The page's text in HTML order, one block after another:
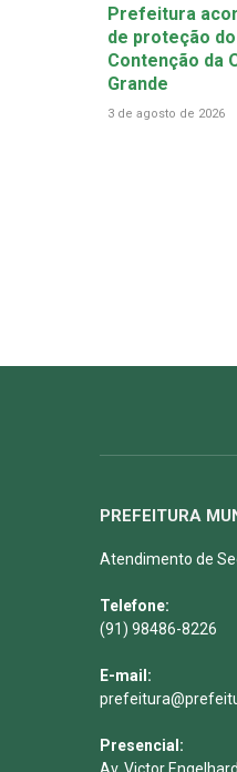
Prefeitura
de proteção
Contenção da
Grande
3 de agosto de 2026
PREFEITURA
Atendimento de
Telefone:
(91) 98486-8226
E-mail:
Presencial: